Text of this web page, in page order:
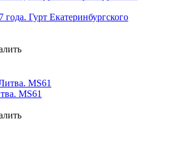
Гурт Екатеринбургского
MS61